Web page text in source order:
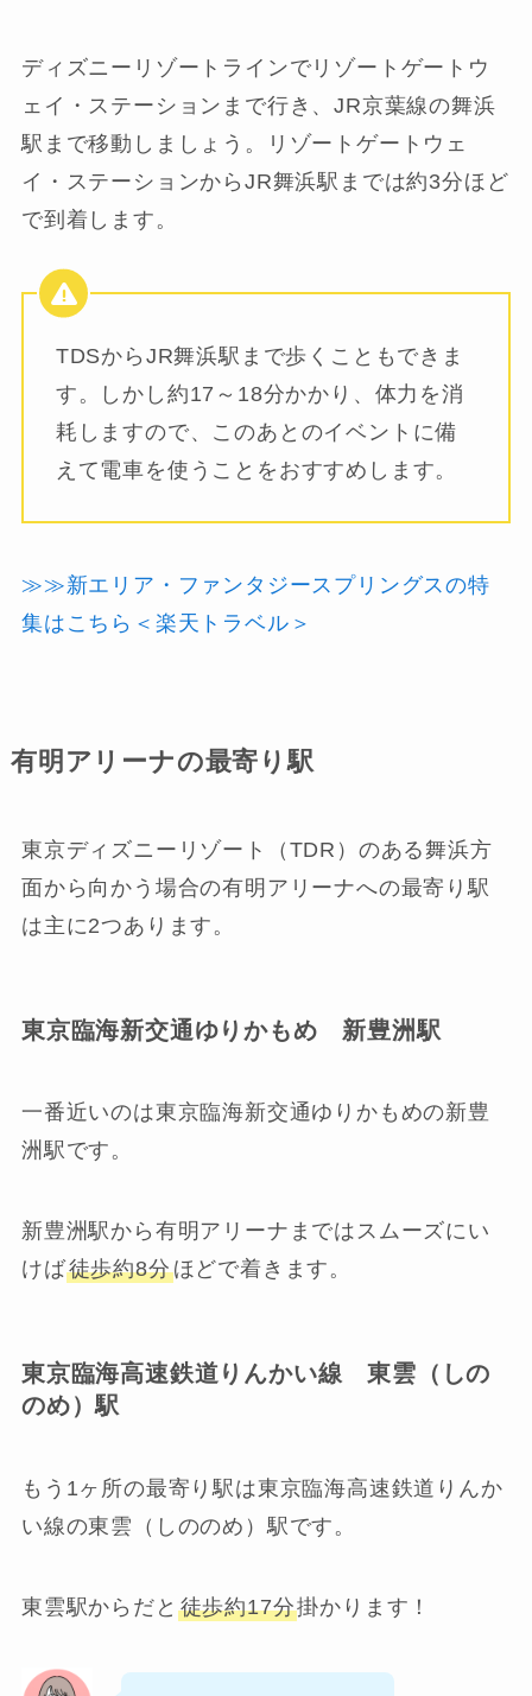
ディズニーリゾートラインでリゾートゲートウ
ェイ・ステーションまで行き、JR京葉線の舞浜
駅まで移動しましょう。リゾートゲートウェ
イ・ステーションからJR舞浜駅までは約3分ほど
で到着します。
TDSからJR舞浜駅まで歩くこともできま
す。しかし約17～18分かかり、体力を消
耗しますので、このあとのイベントに備
えて電車を使うことをおすすめします。
≫≫新エリア・ファンタジースプリングスの特
集はこちら＜楽天トラベル＞
有明アリーナの最寄り駅
東京ディズニーリゾート（TDR）のある舞浜方
面から向かう場合の有明アリーナへの最寄り駅
は主に2つあります。
東京臨海新交通ゆりかもめ 新豊洲駅
一番近いのは東京臨海新交通ゆりかもめの新豊
洲駅です。
新豊洲駅から有明アリーナまではスムーズにい
けば徒歩約8分ほどで着きます。
東京臨海高速鉄道りんかい線 東雲（しの
のめ）駅
もう1ヶ所の最寄り駅は東京臨海高速鉄道りんか
い線の東雲（しののめ）駅です。
東雲駅からだと 徒歩約17分掛かります！